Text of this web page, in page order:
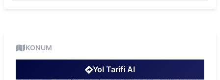
KONUM
Yol Tarifi Al